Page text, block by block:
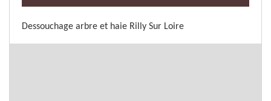
Dessouchage arbre et haie Rilly Sur Loire